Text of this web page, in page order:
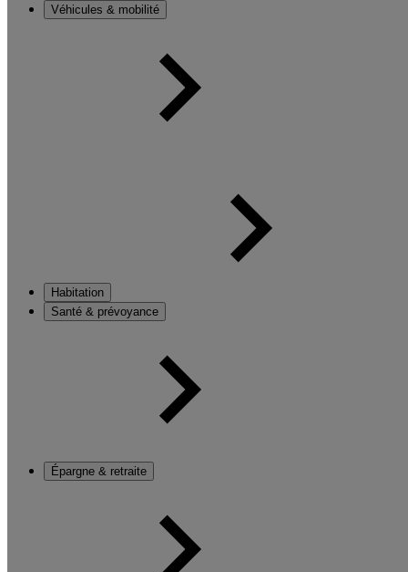
Véhicules & mobilité
Habitation
Santé & prévoyance
Épargne & retraite